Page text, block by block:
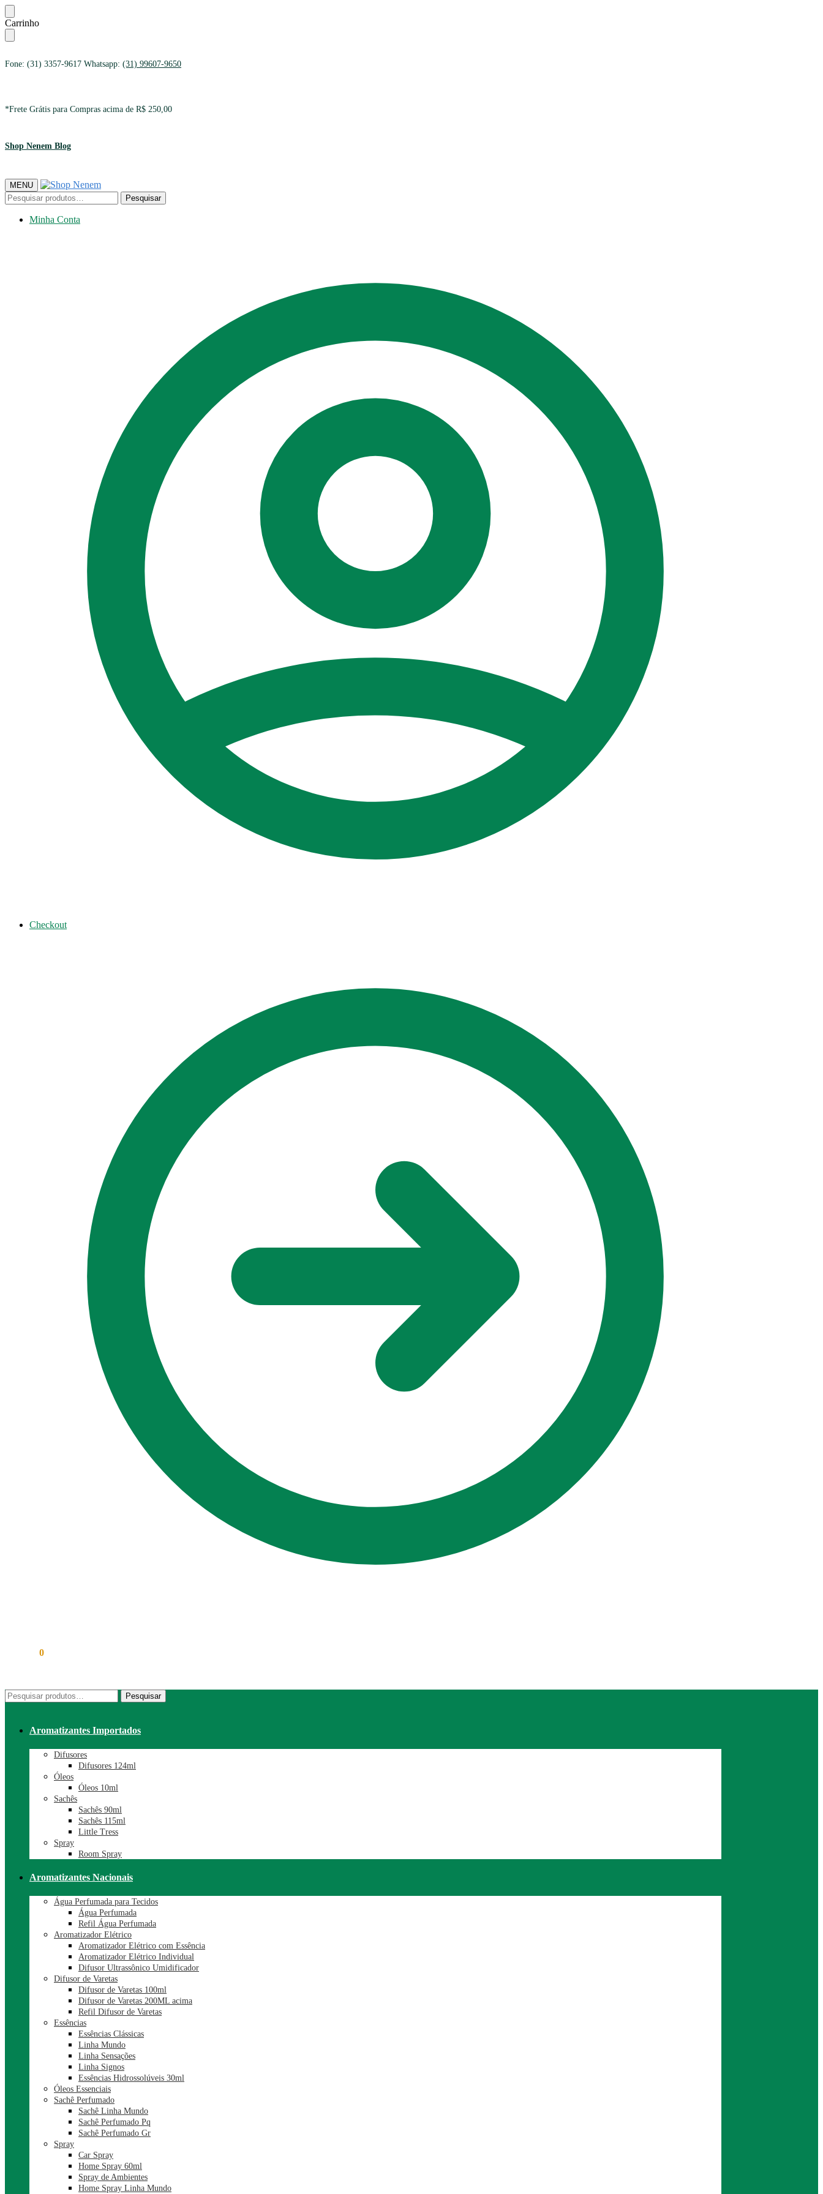
Ir
para
a
Ir
para
o
Carrinho
Fone: (31) 3357-9617 Whatsapp: (31) 99607-9650
*Frete Grátis para Compras acima de R$ 250,00
Shop Nenem Blog
MENU
Pesquisar
por:
Pesquisar
Minha Conta
Checkout
0
Pesquisar
por:
Pesquisar
Aromatizantes Importados
Difusores
Difusores 124ml
Óleos
Óleos 10ml
Sachês
Sachês 90ml
Sachês 115ml
Little Tress
Spray
Room Spray
Aromatizantes Nacionais
Água Perfumada para Tecidos
Água Perfumada
Refil Água Perfumada
Aromatizador Elétrico
Aromatizador Elétrico com Essência
Aromatizador Elétrico Individual
Difusor Ultrassônico Umidificador
Difusor de Varetas
Difusor de Varetas 100ml
Difusor de Varetas 200ML acima
Refil Difusor de Varetas
Essências
Essências Clássicas
Linha Mundo
Linha Sensações
Linha Signos
Essências Hidrossolúveis 30ml
Óleos Essenciais
Sachê Perfumado
Sachê Linha Mundo
Sachê Perfumado Pq
Sachê Perfumado Gr
Spray
Car Spray
Home Spray 60ml
Spray de Ambientes
Home Spray Linha Mundo